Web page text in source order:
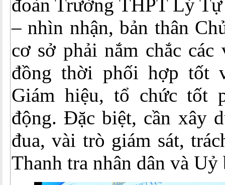
đoàn Trường THPT Lý
– nhìn nhận, bản thân
cơ sở phải nắm chắc các
đồng thời phối hợp tốt
Giám hiệu, tổ chức tốt
động. Đặc biệt, cần xây
đua, vài trò giám sát,
Thanh tra nhân dân và Uỷ